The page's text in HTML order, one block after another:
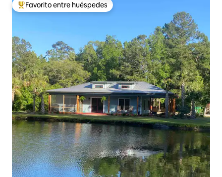
Favorito entre huéspedes preferido
Favorito entre huéspedes